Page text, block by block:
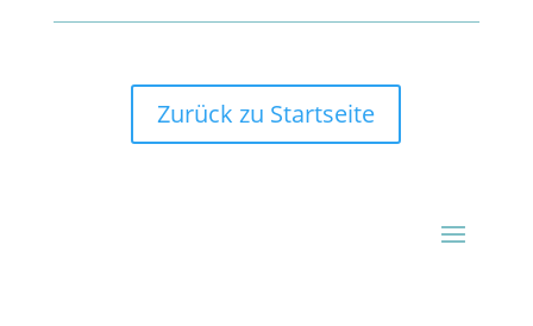
Zurück zu Startseite